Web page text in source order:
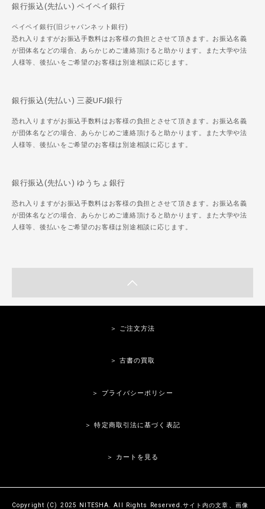
銀行振込(先払い) ペイペイ銀行
ペイペイ銀行(旧ジャパンネット銀行)
恐れ入りますがお振込手数料はお客様の負担とさせて頂きます。お振込名義
が団体名などの場合、あらかじめご連絡頂けると助かります。また大学や法
人様等、後払いをご希望のお客様は別途相談に応じます。
銀行振込(先払い) 三菱UFJ銀行
恐れ入りますがお振込手数料はお客様の負担とさせて頂きます。お振込名義
が団体名などの場合、あらかじめご連絡頂けると助かります。また大学や法
人様等、後払いをご希望のお客様は別途相談に応じます。
銀行振込(先払い) ゆうちょ銀行
恐れ入りますがお振込手数料はお客様の負担とさせて頂きます。お振込名義
が団体名などの場合、あらかじめご連絡頂けると助かります。また大学や法
人様等、後払いをご希望のお客様は別途相談に応じます。
＞ ご注文方法
＞ 古書の買取
＞ プライバシーポリシー
＞ 特定商取引法に基づく表記
＞ カートを見る
Copyright (C) 2025 NITESHA. All Rights Reserved.サイト内の文章、画像